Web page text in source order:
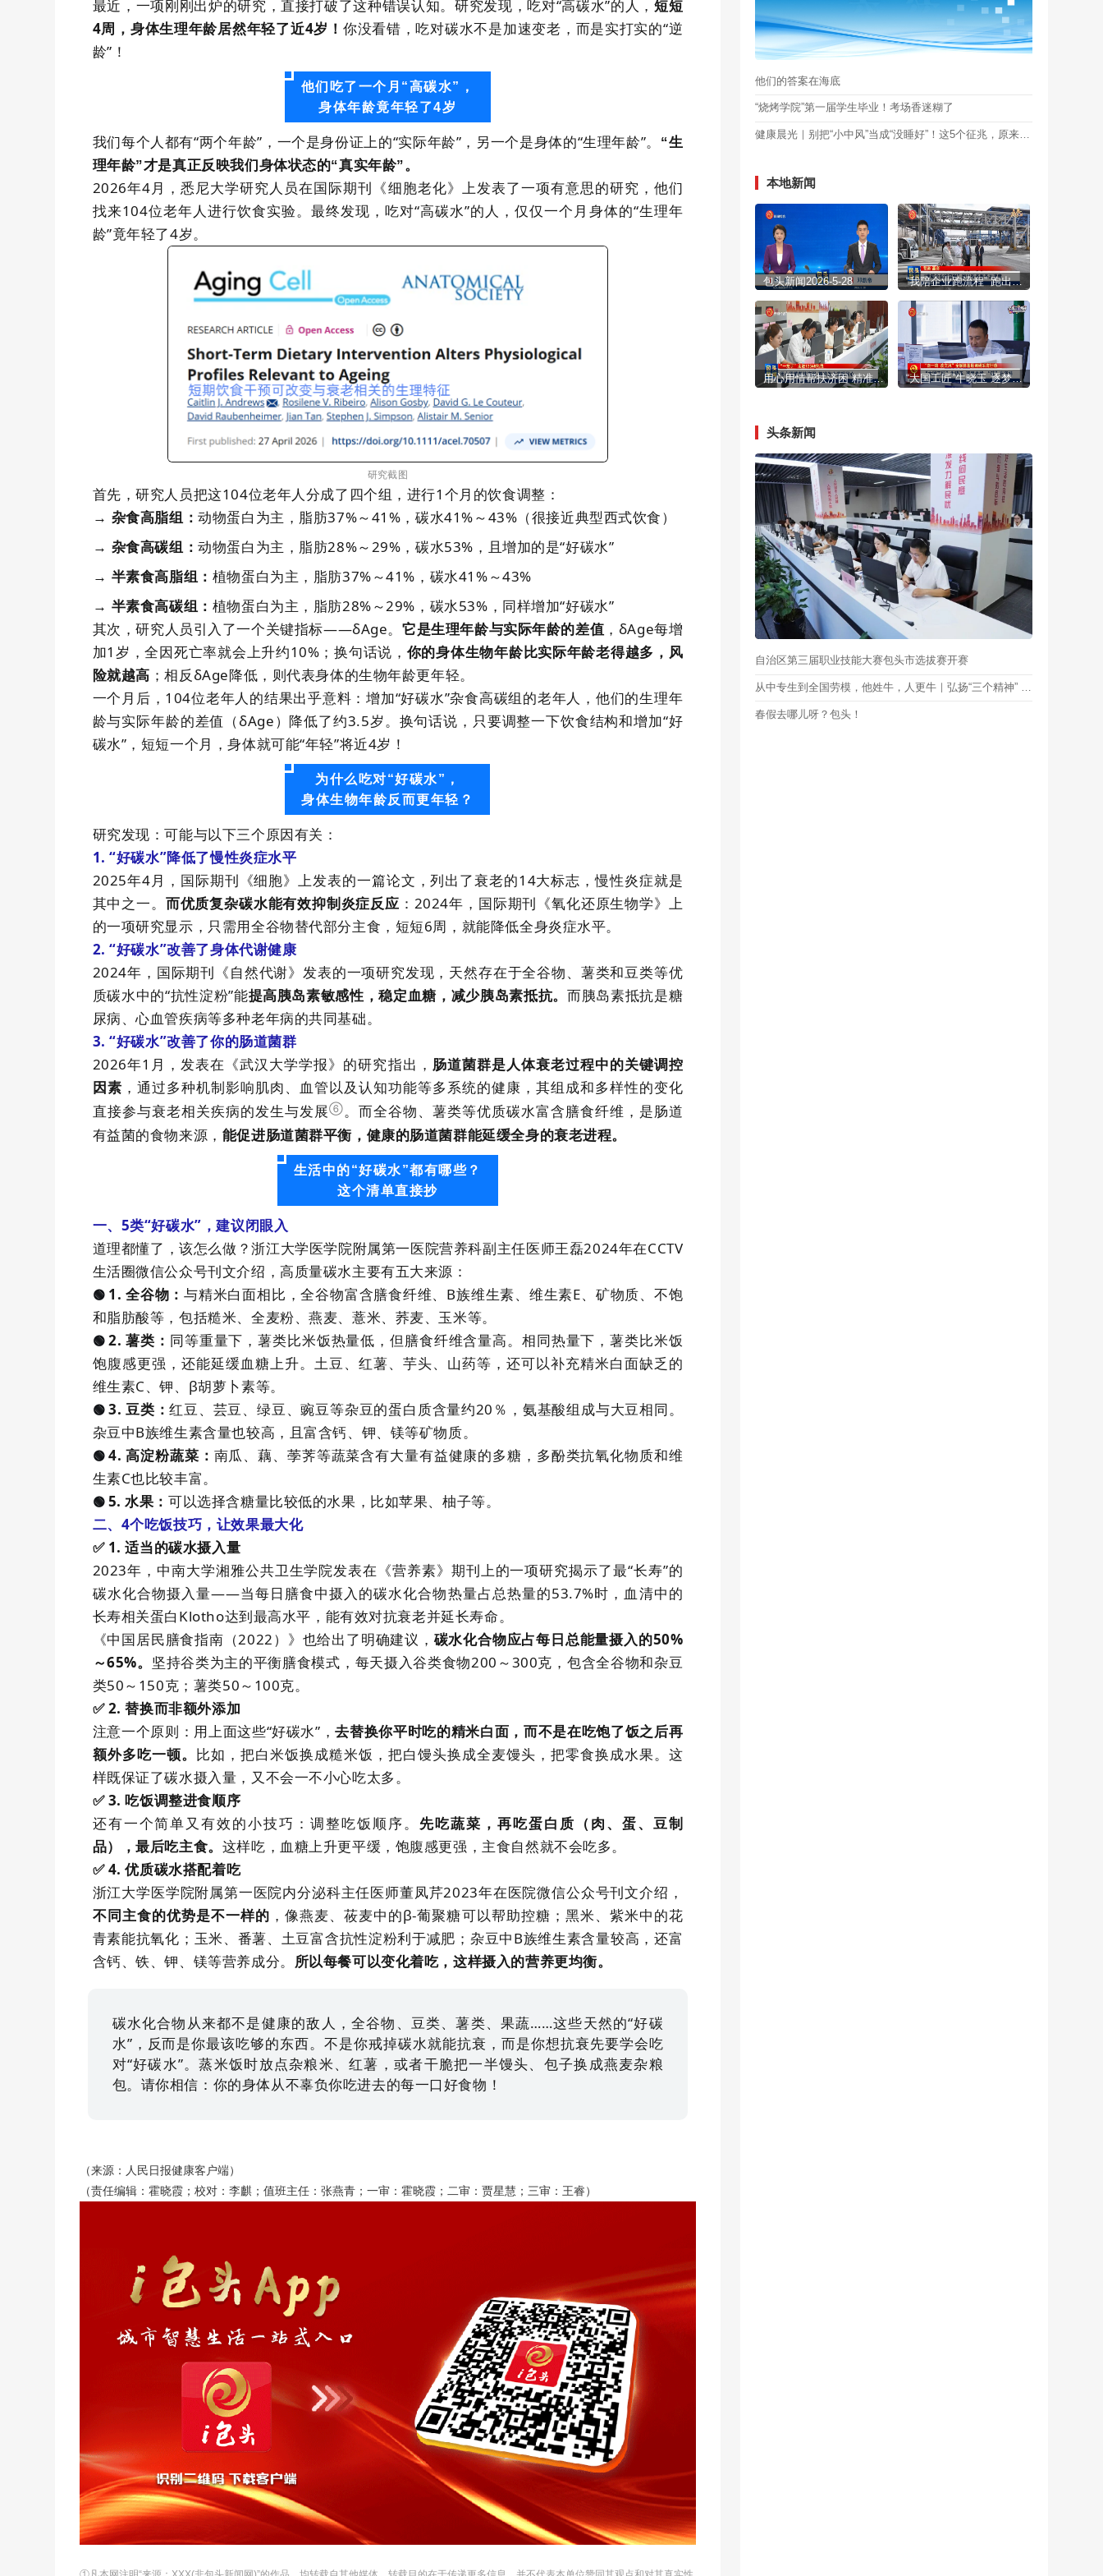
最近，一项刚刚出炉的研究，直接打破了这种错误认知。研究发现，吃对“高碳水”的人， 短短
4周，身体生理年龄居然年轻了近4岁！ 你没看错，吃对碳水不是加速变老，而是实打实的“逆
龄” ！
他们吃了一个月“高碳水”，
身体年龄竟年轻了4岁
我们每个人都有“两个年龄”，一个是身份证上的“实际年龄”，另一个是身体的“生理年龄”。
“生
理年龄”才是真正反映我们身体状态的“真实年龄”。
2026年4月，悉尼大学研究人员在国际期刊《细胞老化》上发表了一项有意思的研究，他们
找来104位老年人进行饮食实验。最终发现，吃对“高碳水”的人，仅仅一个月身体的“生理年
龄”竟年轻了4岁。
研究截图
首先，研究人员把这104位老年人分成了四个组，进行1 个月的饮食调整：
→ 杂食高脂组：动物蛋白为主，脂肪37%～41% ，碳水41%～43% （很接近典型西式饮食）
→ 杂食高碳组：动物蛋白为主，脂肪28%～29% ，碳水53% ，且增加的是“好碳水”
→ 半素食高脂组： 植物蛋白为主，脂肪37%～41% ，碳水41%～43%
→ 半素食高碳组： 植物蛋白为主，脂肪28%～29% ，碳水53% ，同样增加“好碳水”
其次，研究人员引入了一个关键指标——δAge。 它是生理年龄与实际年龄的差值 ，δAge每增
加1 岁，全因死亡率就会上升约10% ；换句话说，你的身体生物年龄比实际年龄老得越多，风
险就越高 ；相反δAge降低，则代表身体的生物年龄更年轻。
一个月后， 104位老年人的结果出乎意料：增加“好碳水”杂食高碳组的老年人，他们的生理年
龄与实际年龄的差值（δAge）降低了约3.5岁。换句话说，只要调整一下饮食结构和增加“好
碳水”，短短一个月，身体就可能“年轻”将近4岁 ！
为什么吃对“好碳水”，
身体生物年龄反而更年轻？
研究发现：可能与以下三个原因有关：
1.“好碳水”降低了慢性炎症水平
2025年4月，国际期刊《细胞》上发表的一篇论文，列出了衰老的14大标志，慢性炎症就是
其中之一。 而优质复杂碳水能有效抑制炎症反应 ： 2024年，国际期刊《氧化还原生物学》上
的一项研究显示，只需用全谷物替代部分主食，短短6周，就能降低全身炎症水平。
2.“好碳水”改善了身体代谢健康
2024年，国际期刊《自然代谢》发表的一项研究发现，天然存在于全谷物、薯类和豆类等优
质碳水中的“抗性淀粉”能提高胰岛素敏感性，稳定血糖，减少胰岛素抵抗。 而胰岛素抵抗是糖
尿病、心血管疾病等多种老年病的共同基础。
3.“好碳水”改善了你的肠道菌群
2026年1 月，发表在《武汉大学学报》的研究指出， 肠道菌群是人体衰老过程中的关键调控
因素 ，通过多种机制影响肌肉、血管以及认知功能等多系统的健康，其组成和多样性的变化
直接参与衰老相关疾病的发生与发展⑥。而全谷物、薯类等优质碳水富含膳食纤维，是肠道
有益菌的食物来源， 能促进肠道菌群平衡，健康的肠道菌群能延缓全身的衰老进程。
生活中的“好碳水”都有哪些？
这个清单直接抄
一、5类“好碳水” ，建议闭眼入
道理都懂了，该怎么做？浙江大学医学院附属第一医院营养科副主任医师王磊2024年在CCTV
生活圈微信公众号刊文介绍，高质量碳水主要有五大来源：
🟢 1. 全谷物 ：与精米白面相比，全谷物富含膳食纤维、 B族维生素、维生素E、矿物质、不饱
和脂肪酸等，包括糙米、全麦粉、燕麦、薏米、荞麦、玉米等。
🟢2.薯类 ： 同等重量下，薯类比米饭热量低，但膳食纤维含量高。相同热量下，薯类比米饭
饱腹感更强，还能延缓血糖上升。土豆、红薯、芋头、山药等，还可以补充精米白面缺乏的
维生素C、钾、 β胡萝卜素等。
🟢3. 豆类 ：红豆、芸豆、绿豆、豌豆等杂豆的蛋白质含量约20 ％，氨基酸组成与大豆相同。
杂豆中B族维生素含量也较高，且富含钙、钾、镁等矿物质。
🟢4.高淀粉蔬菜 ： 南瓜、藕、荸荠等蔬菜含有大量有益健康的多糖，多酚类抗氧化物质和维
生素C也比较丰富。
🟢 5.水果 ：可以选择含糖量比较低的水果，比如苹果、柚子等。
二、4个吃饭技巧，让效果最大化
✅️ 1.适当的碳水摄入量
2023年，中南大学湘雅公共卫生学院发表在《营养素》期刊上的一项研究揭示了最“长寿”的
碳水化合物摄入量——当每日膳食中摄入的碳水化合物热量占总热量的53.7%时，血清中的
长寿相关蛋白 Klotho达到最高水平，能有效对抗衰老并延长寿命。
《中国居民膳食指南（2022）》也给出了明确建议， 碳水化合物应占每日总能量摄入的50%
～65%。 坚持谷类为主的平衡膳食模式，每天摄入谷类食物200 ～300克，包含全谷物和杂豆
类50～ 150克；薯类50～ 100克。
✅️ 2.替换而非额外添加
注意一个原则：用上面这些“好碳水”，去替换你平时吃的精米白面，而不是在吃饱了饭之后再
额外多吃一顿。 比如，把白米饭换成糙米饭，把白馒头换成全麦馒头，把零食换成水果。这
样既保证了碳水摄入量，又不会一不小心吃太多。
✅️ 3.吃饭调整进食顺序
还有一个简单又有效的小技巧：调整吃饭顺序。
先吃蔬菜，再吃蛋白质（肉、蛋、豆制
品），最后吃主食。 这样吃，血糖上升更平缓，饱腹感更强，主食自然就不会吃多。
✅️ 4.优质碳水搭配着吃
浙江大学医学院附属第一医院内分泌科主任医师董凤芹2023年在医院微信公众号刊文介绍，
不同主食的优势是不一样的 ，像燕麦、莜麦中的β-葡聚糖可以帮助控糖；黑米、紫米中的花
青素能抗氧化；玉米、番薯、土豆富含抗性淀粉利于减肥；杂豆中B族维生素含量较高，还富
含钙、铁、钾、镁等营养成分。
所以每餐可以变化着吃，这样摄入的营养更均衡。
碳水化合物从来都不是健康的敌人，全谷物、豆类、薯类、果蔬……这些天然的“好碳
水”，反而是你最该吃够的东西。不是你戒掉碳水就能抗衰，而是你想抗衰先要学会吃
对“好碳水”。蒸米饭时放点杂粮米、红薯，或者干脆把一半馒头、包子换成燕麦杂粮
包。请你相信：你的身体从不辜负你吃进去的每一口好食物！
（来源：人民日报健康客户端）
（责任编辑：霍晓霞；校对：李麒；值班主任：张燕青；一审：霍晓霞；二审：贾星慧；三审：王睿）
他们的答案在海底
“烧烤学院”第一届学生毕业！考场香迷糊了
健康晨光｜别把“小中风”当成“没睡好”！这5个征兆，原来是大脑在报警→
本地新闻
包头新闻2026-5-28 “我陪企业跑流程” 跑出政务服务加速度
用心用情帮扶济困 精准发力温暖民心 “大国工匠”牛晓玉 逐梦光伏 “硅”在坚持
头条新闻
自治区第三届职业技能大赛包头市选拔赛开赛
从中专生到全国劳模，他姓牛，人更牛｜弘扬“三个精神” 礼赞最美劳动者
春假去哪儿呀？包头！